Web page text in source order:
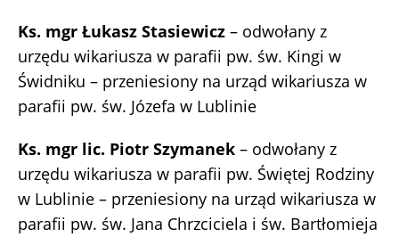
Ks. mgr Łukasz Stasiewicz – odwołany z
urzędu wikariusza w parafii pw. św. Kingi w
Świdniku – przeniesiony na urząd wikariusza w
parafii pw. św. Józefa w Lublinie
Ks. mgr lic. Piotr Szymanek – odwołany z
urzędu wikariusza w parafii pw. Świętej Rodziny
w Lublinie – przeniesiony na urząd wikariusza w
parafii pw. św. Jana Chrzciciela i św. Bartłomieja